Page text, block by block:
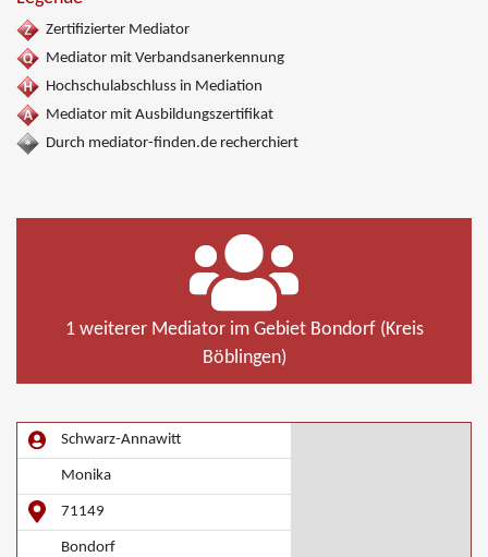
Zertifizierter Mediator
Mediator mit Verbandsanerkennung
Hochschulabschluss in Mediation
Mediator mit Ausbildungszertifikat
Durch mediator-finden.de recherchiert
1 weiterer Mediator im Gebiet Bondorf (Kreis
Böblingen)
Schwarz-Annawitt
Monika
71149
Bondorf